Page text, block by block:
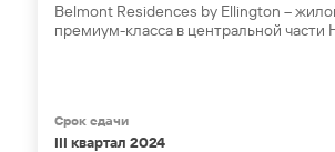
Belmont Residences by Ellington –
премиум-класса в центральной части
Срок сдачи
III квартал 2024